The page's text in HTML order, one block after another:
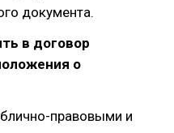
документа.
в договор
о
правовыми и